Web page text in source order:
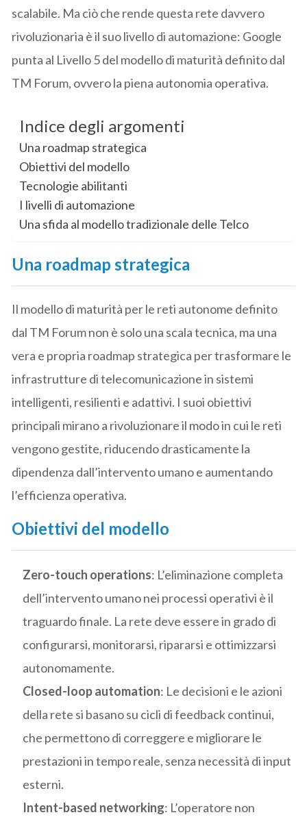
scalabile. Ma ciò che rende questa rete davvero
rivoluzionaria è il suo livello di automazione: Google
punta al Livello 5 del modello di maturità definito dal
TM Forum, ovvero la piena autonomia operativa.
Indice degli argomenti
Una roadmap strategica
Obiettivi del modello
Tecnologie abilitanti
I livelli di automazione
Una sfida al modello tradizionale delle Telco
Una roadmap strategica
Il modello di maturità per le reti autonome definito
dal TM Forum non è solo una scala tecnica, ma una
vera e propria roadmap strategica per trasformare le
infrastrutture di telecomunicazione in sistemi
intelligenti, resilienti e adattivi. I suoi obiettivi
principali mirano a rivoluzionare il modo in cui le reti
vengono gestite, riducendo drasticamente la
dipendenza dall’intervento umano e aumentando
l’efficienza operativa.
Obiettivi del modello
Zero-touch operations: L’eliminazione completa
dell’intervento umano nei processi operativi è il
traguardo finale. La rete deve essere in grado di
configurarsi, monitorarsi, ripararsi e ottimizzarsi
autonomamente.
Closed-loop automation: Le decisioni e le azioni
della rete si basano su cicli di feedback continui,
che permettono di correggere e migliorare le
prestazioni in tempo reale, senza necessità di input
esterni.
Intent-based networking: L’operatore non